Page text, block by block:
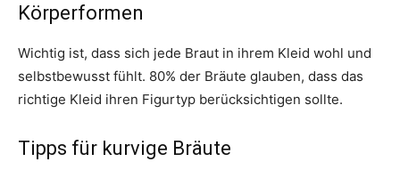
Körperformen
Wichtig ist, dass sich jede Braut in ihrem Kleid wohl und
selbstbewusst fühlt. 80% der Bräute glauben, dass das
richtige Kleid ihren Figurtyp berücksichtigen sollte.
Tipps für kurvige Bräute